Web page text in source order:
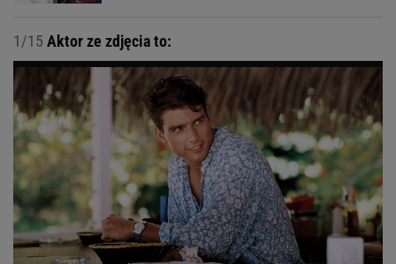
1/15 Aktor ze zdjęcia to: